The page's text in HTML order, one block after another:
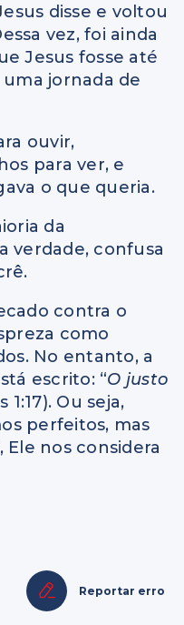
disse e voltou
vez, foi ainda
Jesus fosse até
jornada de
ouvir,
para ver, e
o que queria.
da
verdade, confusa
contra o
como
No entanto, a
escrito: “O justo
Ou seja,
perfeitos, mas
nos considera
Reportar erro